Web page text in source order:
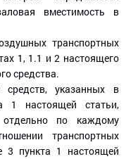
вместимость в
транспортных
1, 1.1 и 2 настоящего
средства.
указанных в
1 настоящей статьи,
отдельно по каждому
транспортных
3 пункта 1 настоящей